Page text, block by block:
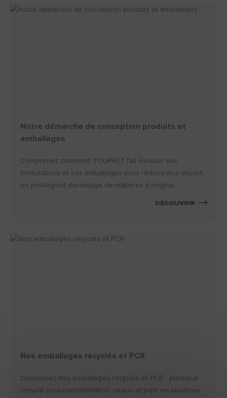
Notre démarche de conception produits et
emballages
Comprenez comment TOUPRET fait évoluer ses
formulations et ses emballages pour réduire leur impact,
en privilégiant davantage de matières d’origine...
DÉCOUVRIR
Nos emballages recyclés et PCR
Découvrez nos emballages recyclés et PCR : plastique
recyclé post-consommation, seaux et pots en plastique